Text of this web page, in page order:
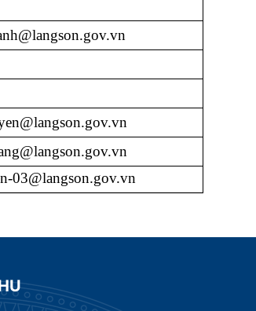
03@langson.gov.vn